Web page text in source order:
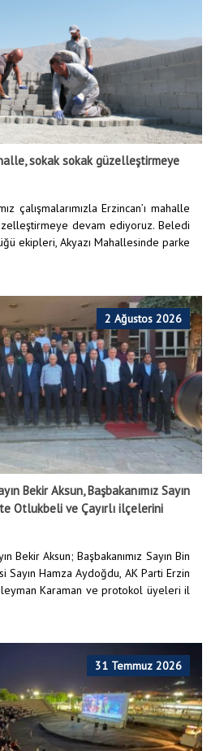
sokak sokak güzelleştirmeye
çalışmalarımızla Erzincan’ı mahalle
devam ediyoruz. Beledi
ekipleri, Akyazı Mahallesinde parke
2 Ağustos 2026
Bekir Aksun, Başbakanımız Sayın
Otlukbeli ve Çayırlı ilçelerini
Bekir Aksun; Başbakanımız Sayın Bin
Sayın Hamza Aydoğdu, AK Parti Erzin
Karaman ve protokol üyeleri il
31 Temmuz 2026